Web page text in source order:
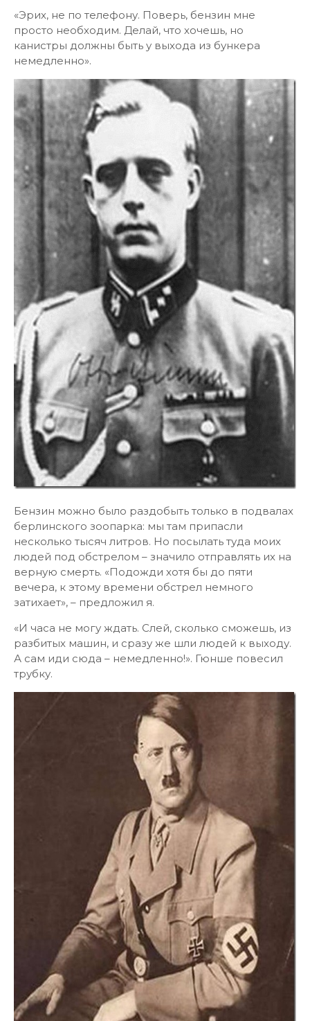
«Эрих, не по телефону. Поверь, бензин мне
просто необходим. Делай, что хочешь, но
канистры должны быть у выхода из бункера
немедленно».
Бензин можно было раздобыть только в подвалах
берлинского зоопарка: мы там припасли
несколько тысяч литров. Но посылать туда моих
людей под обстрелом – значило отправлять их на
верную смерть. «Подожди хотя бы до пяти
вечера, к этому времени обстрел немного
затихает», – предложил я.
«И часа не могу ждать. Слей, сколько сможешь, из
разбитых машин, и сразу же шли людей к выходу.
А сам иди сюда – немедленно!». Гюнше повесил
трубку.